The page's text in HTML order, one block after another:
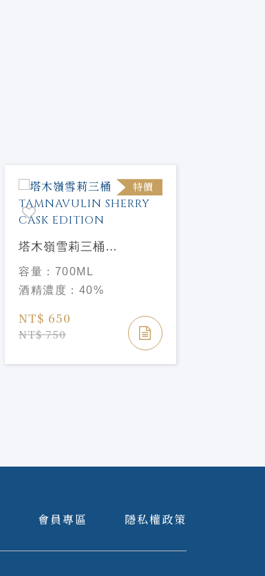
特價
塔木嶺雪莉三桶
TAMNAVULIN SHERRY
CASK EDITION
容量： 700ML
酒精濃度： 40%
NT$ 650
NT$ 750
會員專區 隱私權政策